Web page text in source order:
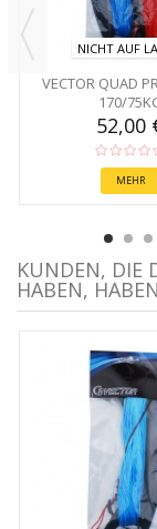
NICHT AUF
VECTOR QUAD
170/
52,00
MEHR
KUNDEN, DIE
HABEN,